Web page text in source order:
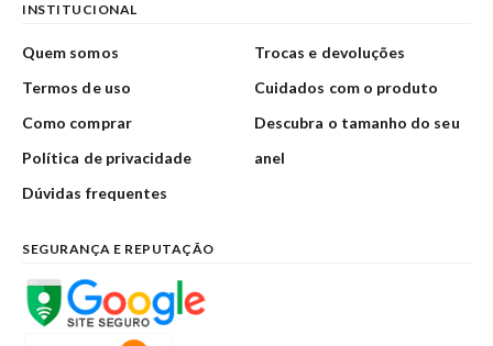
INSTITUCIONAL
Quem somos
Termos de uso
Como comprar
Política de privacidade
Dúvidas frequentes
Trocas e devoluções
Cuidados com o produto
Descubra o tamanho do seu
anel
SEGURANÇA E REPUTAÇÃO